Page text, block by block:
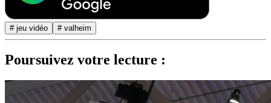
# jeu vidéo # valheim
Poursuivez votre lecture :